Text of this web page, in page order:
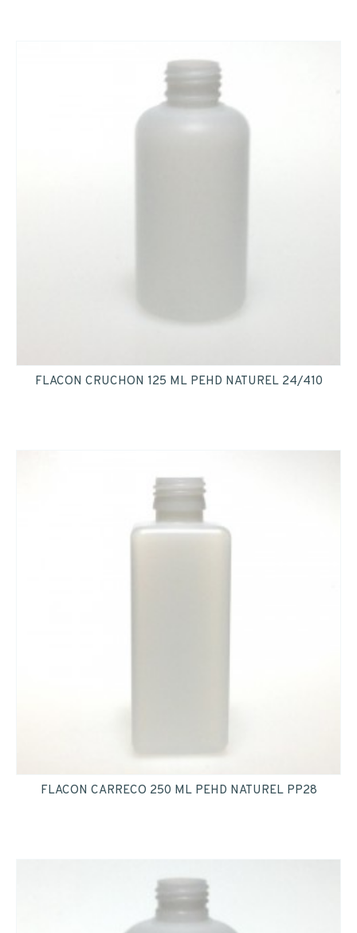
FLACON CRUCHON 125 ML PEHD NATUREL 24/410
FLACON CARRECO 250 ML PEHD NATUREL PP28